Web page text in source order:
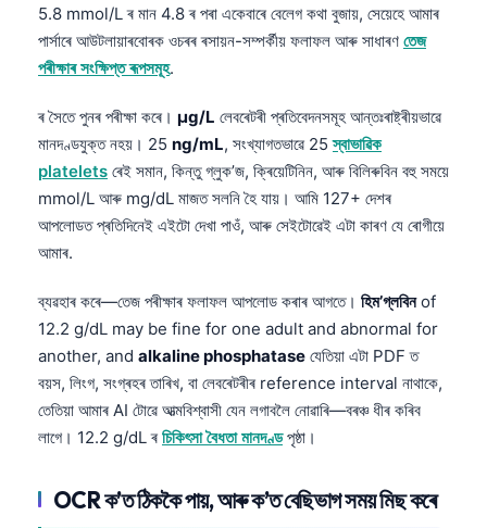
5.8 mmol/L ৰ মান 4.8 ৰ পৰা একেবাৰে বেলেগ কথা বুজায়, সেয়েহে আমাৰ
পাৰ্সাৰে আউটলায়াৰবোৰক ওচৰৰ ৰসায়ন-সম্পৰ্কীয় ফলাফল আৰু সাধাৰণ তেজ
পৰীক্ষাৰ সংক্ষিপ্ত ৰূপসমূহ.
ৰ সৈতে পুনৰ পৰীক্ষা কৰে। µg/L লেবৰেটৰী প্ৰতিবেদনসমূহ আন্তঃৰাষ্ট্ৰীয়ভাৱে
মানদণ্ডযুক্ত নহয়। 25 ng/mL, সংখ্যাগতভাৱে 25স্বাভাৱিক
platelets ৰেই সমান, কিন্তু গ্লুক’জ, ক্ৰিয়েটিনিন, আৰু বিলিৰুবিন বহু সময়ে
mmol/L আৰু mg/dL মাজত সলনি হৈ যায়। আমি 127+ দেশৰ
আপলোডত প্ৰতিদিনেই এইটো দেখা পাওঁ, আৰু সেইটোৱেই এটা কাৰণ যে ৰোগীয়ে
আমাৰ.
ব্যৱহাৰ কৰে—তেজ পৰীক্ষাৰ ফলাফল আপলোড কৰাৰ আগতে। হিম’গ্লবিনof
12.2 g/dL may be fine for one adult and abnormal for
another, and alkaline phosphatase যেতিয়া এটা PDF ত
বয়স, লিংগ, সংগ্ৰহৰ তাৰিখ, বা লেবৰেটৰীৰ reference interval নাথাকে,
তেতিয়া আমাৰ AI টোৱে আত্মবিশ্বাসী যেন লগাবলৈ নোৱাৰি—বৰঞ্চ ধীৰ কৰিব
লাগে। 12.2 g/dL ৰ চিকিৎসা বৈধতা মানদণ্ডপৃষ্ঠা।
OCR ক’ত ঠিককৈ পায়, আৰু ক’ত বেছিভাগ সময় মিছ কৰে